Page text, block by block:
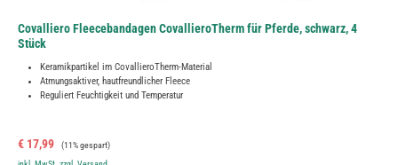
Covalliero Fleecebandagen CovallieroTherm für Pferde, schwarz, 4
Stück
Keramikpartikel im CovallieroTherm-Material
Atmungsaktiver, hautfreundlicher Fleece
Reguliert Feuchtigkeit und Temperatur
Verkaufspreis:
€ 17,99 Regulärer Preis:
(11% gespart)